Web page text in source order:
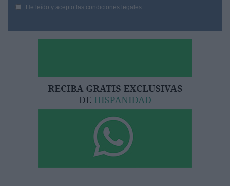
He leído y acepto las condiciones legales